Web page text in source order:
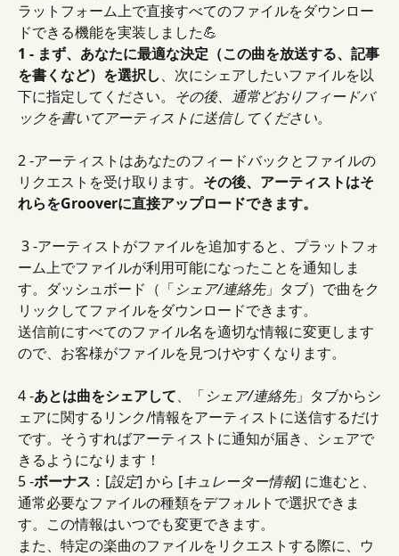
ラットフォーム上で直接すべてのファイルをダウンロー
ドできる機能を実装しました💪
1 - まず、あなたに最適な決定（この曲を放送する、記事
を書くなど）を選択し、次にシェアしたいファイルを以
下に指定してください。 その後、通常どおりフィードバ
ックを書いてアーティストに送信してください。
2 -アーティストはあなたのフィードバックとファイルの
リクエストを受け取ります。 その後、アーティストはそ
れらをGrooverに直接アップロードできます。
ーム上でファイルが利用可能になったことを通知しま
す。ダッシュボード（「シェア/連絡先」タブ）で曲をク
リックしてファイルをダウンロードできます。
送信前にすべてのファイル名を適切な情報に変更します
ので、お客様がファイルを見つけやすくなります。
4 -あとは曲をシェアして、「シェア/連絡先」タブからシ
ェアに関するリンク/情報をアーティストに送信するだけ
です。そうすればアーティストに通知が届き、シェアで
きるようになります！
5 -ボーナス ：[設定] から [キュレーター情報] に進むと、
通常必要なファイルの種類をデフォルトで選択できま
す。この情報はいつでも変更できます。
また、特定の楽曲のファイルをリクエストする際に、ウ